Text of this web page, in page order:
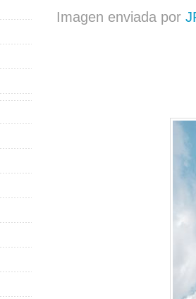
Imagen enviada por